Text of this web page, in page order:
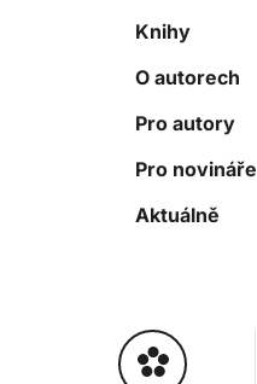
Knihy
O autorech
Pro autory
Pro novináře
Aktuálně